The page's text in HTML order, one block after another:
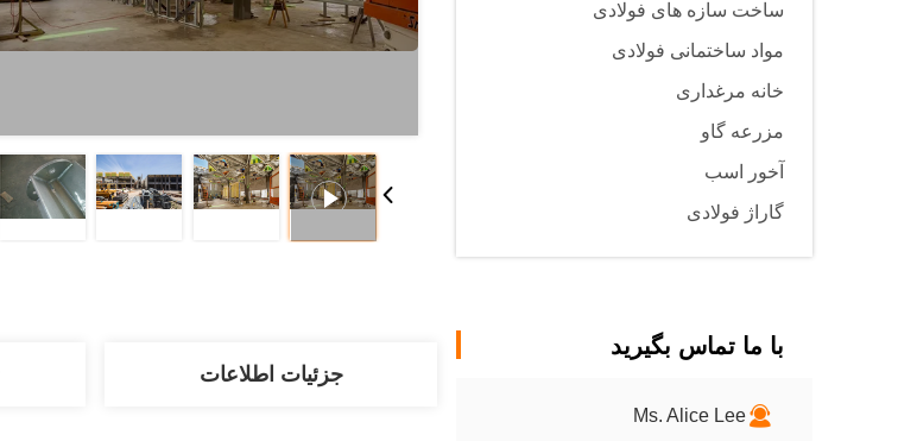
ساخت سازه های فولادی
مواد ساختمانی فولادی
خانه مرغداری
مزرعه گاو
آخور اسب
گاراژ فولادی
با ما تماس بگیرید
Ms. Alice Lee
جزئیات اطلاعات